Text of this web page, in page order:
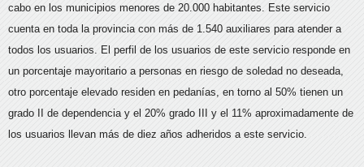
cabo en los municipios menores de 20.000 habitantes. Este servicio
cuenta en toda la provincia con más de 1.540 auxiliares para atender a
todos los usuarios. El perfil de los usuarios de este servicio responde en
un porcentaje mayoritario a personas en riesgo de soledad no deseada,
otro porcentaje elevado residen en pedanías, en torno al 50% tienen un
grado II de dependencia y el 20% grado III y el 11% aproximadamente de
los usuarios llevan más de diez años adheridos a este servicio.